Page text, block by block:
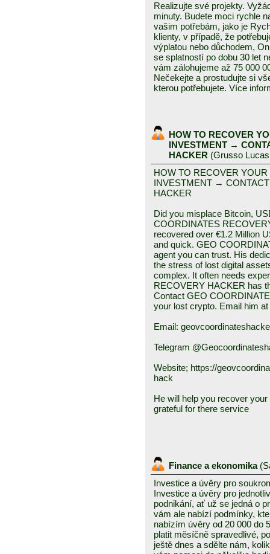
Realizujte své projekty.
minuty. Budete moci rychle
vašim potřebám, jako je
klienty, v případě, že
výplatou nebo důchodem,
se splatností po dobu 30 let
vám zálohujeme až 75 000
Nečekejte a prostudujte si
kterou potřebujete. Více
HOW TO RECOVER
INVESTMENT →
HACKER (Grusso Lucas
HOW TO RECOVER
INVESTMENT →
HACKER
Did you misplace Bitcoin,
COORDINATES
recovered over €1.2 Million
and quick. GEO
agent you can trust. His
the stress of lost digital
complex. It often needs
RECOVERY HACKER has
Contact GEO
your lost crypto. Email him at
Email:
Telegram
Website; https://
hack
He will help you recover
grateful for there service
Finance a ekonomika (
Investice a úvěry pro
Investice a úvěry pro
podnikání, ať už se jedná o
vám ale nabízí podmínky,
nabízím úvěry od 20 000 do
platit měsíčně spravedlivé,
ještě dnes a sdělte nám,